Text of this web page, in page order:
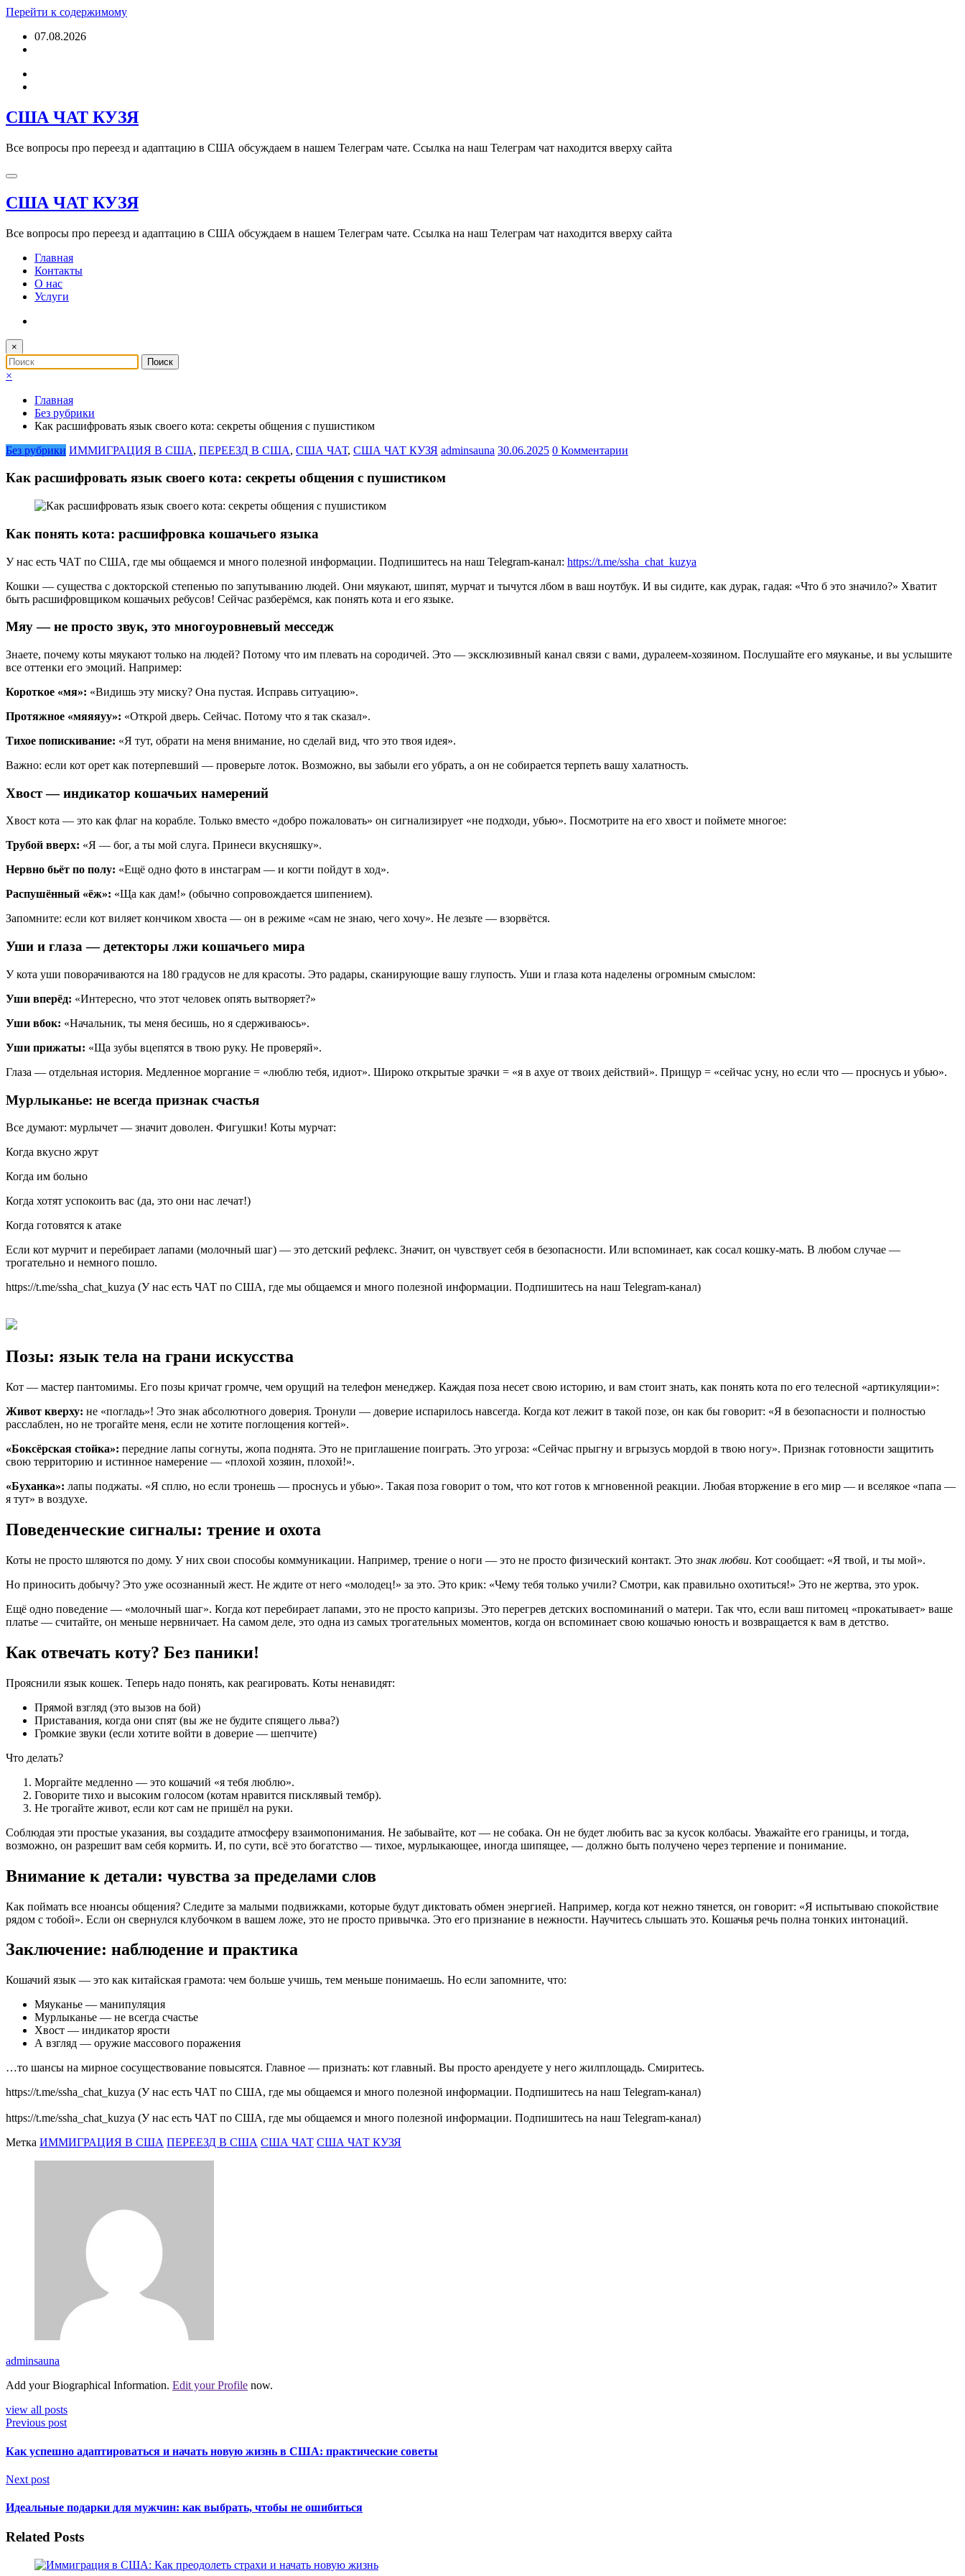
Перейти к содержимому
07.08.2026
США ЧАТ КУЗЯ
Все вопросы про переезд и адаптацию в США обсуждаем в нашем Телеграм чате. Ссылка на наш Телеграм чат находится вверху сайта
США ЧАТ КУЗЯ
Все вопросы про переезд и адаптацию в США обсуждаем в нашем Телеграм чате. Ссылка на наш Телеграм чат находится вверху сайта
Главная
Контакты
О нас
Услуги
×
×
Главная
Без рубрики
Как расшифровать язык своего кота: секреты общения с пушистиком
Без рубрики ИММИГРАЦИЯ В США, ПЕРЕЕЗД В США, США ЧАТ, США ЧАТ КУЗЯ adminsauna 30.06.2025 0 Комментарии
Как расшифровать язык своего кота: секреты общения с пушистиком
Как понять кота: расшифровка кошачьего языка
У нас есть ЧАТ по США, где мы общаемся и много полезной информации. Подпишитесь на наш Telegram-канал: https://t.me/ssha_chat_kuzya
Кошки — существа с докторской степенью по запутыванию людей. Они мяукают, шипят, мурчат и тычутся лбом в ваш ноутбук. И вы сидите, как дурак, гадая: «Что б это значило?» Хватит
быть расшифровщиком кошачьих ребусов! Сейчас разберёмся, как понять кота и его языке.
Мяу — не просто звук, это многоуровневый месседж
Знаете, почему коты мяукают только на людей? Потому что им плевать на сородичей. Это — эксклюзивный канал связи с вами, дуралеем-хозяином. Послушайте его мяуканье, и вы услышите
все оттенки его эмоций. Например:
Короткое «мя»: «Видишь эту миску? Она пустая. Исправь ситуацию».
Протяжное «мяяяуу»: «Открой дверь. Сейчас. Потому что я так сказал».
Тихое попискивание: «Я тут, обрати на меня внимание, но сделай вид, что это твоя идея».
Важно: если кот орет как потерпевший — проверьте лоток. Возможно, вы забыли его убрать, а он не собирается терпеть вашу халатность.
Хвост — индикатор кошачьих намерений
Хвост кота — это как флаг на корабле. Только вместо «добро пожаловать» он сигнализирует «не подходи, убью». Посмотрите на его хвост и поймете многое:
Трубой вверх: «Я — бог, а ты мой слуга. Принеси вкусняшку».
Нервно бьёт по полу: «Ещё одно фото в инстаграм — и когти пойдут в ход».
Распушённый «ёж»: «Ща как дам!» (обычно сопровождается шипением).
Запомните: если кот виляет кончиком хвоста — он в режиме «сам не знаю, чего хочу». Не лезьте — взорвётся.
Уши и глаза — детекторы лжи кошачьего мира
У кота уши поворачиваются на 180 градусов не для красоты. Это радары, сканирующие вашу глупость. Уши и глаза кота наделены огромным смыслом:
Уши вперёд: «Интересно, что этот человек опять вытворяет?»
Уши вбок: «Начальник, ты меня бесишь, но я сдерживаюсь».
Уши прижаты: «Ща зубы вцепятся в твою руку. Не проверяй».
Глаза — отдельная история. Медленное моргание = «люблю тебя, идиот». Широко открытые зрачки = «я в ахуе от твоих действий». Прищур = «сейчас усну, но если что — проснусь и убью».
Мурлыканье: не всегда признак счастья
Все думают: мурлычет — значит доволен. Фигушки! Коты мурчат:
Когда вкусно жрут
Когда им больно
Когда хотят успокоить вас (да, это они нас лечат!)
Когда готовятся к атаке
Если кот мурчит и перебирает лапами (молочный шаг) — это детский рефлекс. Значит, он чувствует себя в безопасности. Или вспоминает, как сосал кошку-мать. В любом случае —
трогательно и немного пошло.
https://t.me/ssha_chat_kuzya (У нас есть ЧАТ по США, где мы общаемся и много полезной информации. Подпишитесь на наш Telegram-канал)
Позы: язык тела на грани искусства
Кот — мастер пантомимы. Его позы кричат громче, чем орущий на телефон менеджер. Каждая поза несет свою историю, и вам стоит знать, как понять кота по его телесной «артикуляции»:
Живот кверху: не «погладь»! Это знак абсолютного доверия. Тронули — доверие испарилось навсегда. Когда кот лежит в такой позе, он как бы говорит: «Я в безопасности и полностью
расслаблен, но не трогайте меня, если не хотите поглощения когтей».
«Боксёрская стойка»: передние лапы согнуты, жопа поднята. Это не приглашение поиграть. Это угроза: «Сейчас прыгну и вгрызусь мордой в твою ногу». Признак готовности защитить
свою территорию и истинное намерение — «плохой хозяин, плохой!».
«Буханка»: лапы поджаты. «Я сплю, но если тронешь — проснусь и убью». Такая поза говорит о том, что кот готов к мгновенной реакции. Любая вторжение в его мир — и вселякое «папа —
я тут» в воздухе.
Поведенческие сигналы: трение и охота
Коты не просто шляются по дому. У них свои способы коммуникации. Например, трение о ноги — это не просто физический контакт. Этознак любви. Кот сообщает: «Я твой, и ты мой».
Но приносить добычу? Это уже осознанный жест. Не ждите от него «молодец!» за это. Это крик: «Чему тебя только учили? Смотри, как правильно охотиться!» Это не жертва, это урок.
Ещё одно поведение — «молочный шаг». Когда кот перебирает лапами, это не просто капризы. Это перегрев детских воспоминаний о матери. Так что, если ваш питомец «прокатывает» ваше
платье — считайте, он меньше нервничает. На самом деле, это одна из самых трогательных моментов, когда он вспоминает свою кошачью юность и возвращается к вам в детство.
Как отвечать коту? Без паники!
Прояснили язык кошек. Теперь надо понять, как реагировать. Коты ненавидят:
Прямой взгляд (это вызов на бой)
Приставания, когда они спят (вы же не будите спящего льва?)
Громкие звуки (если хотите войти в доверие — шепчите)
Что делать?
Моргайте медленно — это кошачий «я тебя люблю».
Говорите тихо и высоким голосом (котам нравится писклявый тембр).
Не трогайте живот, если кот сам не пришёл на руки.
Соблюдая эти простые указания, вы создадите атмосферу взаимопонимания. Не забывайте, кот — не собака. Он не будет любить вас за кусок колбасы. Уважайте его границы, и тогда,
возможно, он разрешит вам себя кормить. И, по сути, всё это богатство — тихое, мурлыкающее, иногда шипящее, — должно быть получено через терпение и понимание.
Внимание к детали: чувства за пределами слов
Как поймать все нюансы общения? Следите за малыми подвижками, которые будут диктовать обмен энергией. Например, когда кот нежно тянется, он говорит: «Я испытываю спокойствие
рядом с тобой». Если он свернулся клубочком в вашем ложе, это не просто привычка. Это его признание в нежности. Научитесь слышать это. Кошачья речь полна тонких интонаций.
Заключение: наблюдение и практика
Кошачий язык — это как китайская грамота: чем больше учишь, тем меньше понимаешь. Но если запомните, что:
Мяуканье — манипуляция
Мурлыканье — не всегда счастье
Хвост — индикатор ярости
А взгляд — оружие массового поражения
…то шансы на мирное сосуществование повысятся. Главное — признать: кот главный. Вы просто арендуете у него жилплощадь. Смиритесь.
https://t.me/ssha_chat_kuzya (У нас есть ЧАТ по США, где мы общаемся и много полезной информации. Подпишитесь на наш Telegram-канал)
https://t.me/ssha_chat_kuzya (У нас есть ЧАТ по США, где мы общаемся и много полезной информации. Подпишитесь на наш Telegram-канал)
Метка ИММИГРАЦИЯ В США ПЕРЕЕЗД В США США ЧАТ США ЧАТ КУЗЯ
adminsauna
Add your Biographical Information. Edit your Profile now.
view all posts
Previous post
Как успешно адаптироваться и начать новую жизнь в США: практические советы
Next post
Идеальные подарки для мужчин: как выбрать, чтобы не ошибиться
Related Posts